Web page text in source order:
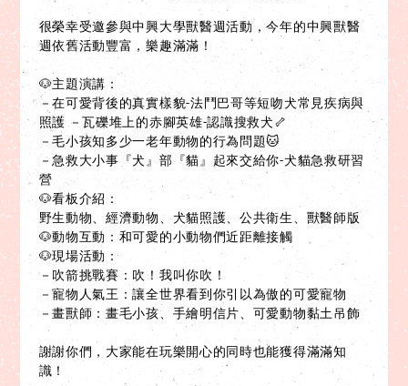
很榮幸受邀參與中興大學獸醫週活動，今年的中興獸醫
週依舊活動豐富，樂趣滿滿！
🐶主題演講：
－在可愛背後的真實樣貌-法鬥巴哥等短吻犬常見疾病與
照護 －瓦礫堆上的赤腳英雄-認識搜救犬🦴
－毛小孩知多少一老年動物的行為問題🐱
－急救大小事『犬』部『貓』起來交給你-犬貓急救研習
營
🐶看板介紹：
野生動物、經濟動物、犬貓照護、公共衛生、獸醫師版
🐶動物互動：和可愛的小動物們近距離接觸
🐶現場活動：
－吹箭挑戰賽：吹！我叫你吹！
－寵物人氣王：讓全世界看到你引以為傲的可愛寵物
－畫獸師：畫毛小孩、手繪明信片、可愛動物黏土吊飾
謝謝你們，大家能在玩樂開心的同時也能獲得滿滿知
識！